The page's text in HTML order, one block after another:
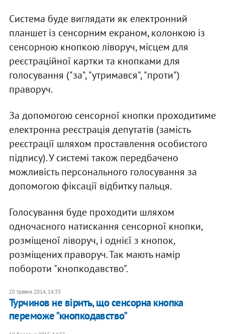
Система буде виглядати як електронний
планшет із сенсорним екраном, колонкою із
сенсорною кнопкою ліворуч, місцем для
реєстраційної картки та кнопками для
голосування ("за", "утримався", "проти")
праворуч.
За допомогою сенсорної кнопки проходитиме
електронна реєстрація депутатів (замість
реєстрації шляхом проставлення особистого
підпису). У системі також передбачено
можливість персонального голосування за
допомогою фіксації відбитку пальця.
Голосування буде проходити шляхом
одночасного натискання сенсорної кнопки,
розміщеної ліворуч, і однієї з кнопок,
розміщених праворуч. Так мають намір
побороти "кнопкодавство".
20 травня 2014, 14:33
Турчинов не вірить, що сенсорна кнопка
переможе "кнопкодавство"